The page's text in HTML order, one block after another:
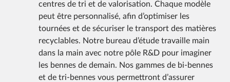
centres de tri et de valorisation. Chaque modèle
peut être personnalisé, afin d’optimiser les
tournées et de sécuriser le transport des matières
recyclables. Notre bureau d’étude travaille main
dans la main avec notre pôle R&D pour imaginer
les bennes de demain. Nos gammes de bi-bennes
et de tri-bennes vous permettront d’assurer